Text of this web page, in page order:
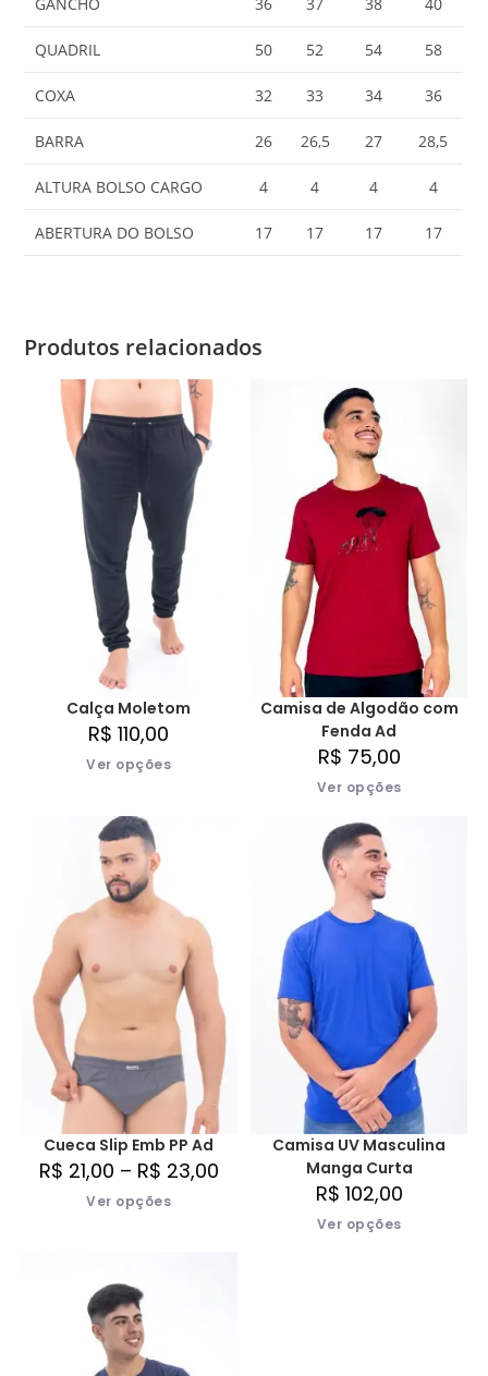
QUADRIL 50 52 54 58
COXA 32 33 34 36
BARRA 26 26,5 27 28,5
ALTURA BOLSO CARGO 4 4 4 4
ABERTURA DO BOLSO 17 17 17 17
Produtos relacionados
Calça Moletom
R$ 110,00
Ver opções
Camisa de Algodão com
Fenda Ad
R$ 75,00
Ver opções
Cueca Slip Emb PP Ad
R$ 21,00 – R$ 23,00
Ver opções
Camisa UV Masculina
Manga Curta
R$ 102,00
Ver opções